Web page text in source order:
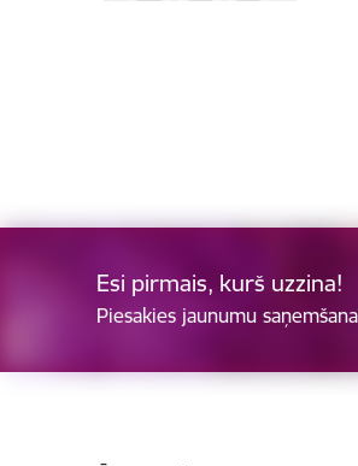
Esi pirmais, kurš uzzina!
Piesakies jaunumu